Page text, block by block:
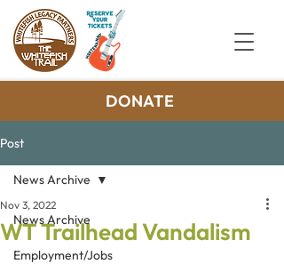
DONATE
Post
News Archive
Employment/Jobs
News Archive
WT Trailhead Vandalism
Nov 3, 2022